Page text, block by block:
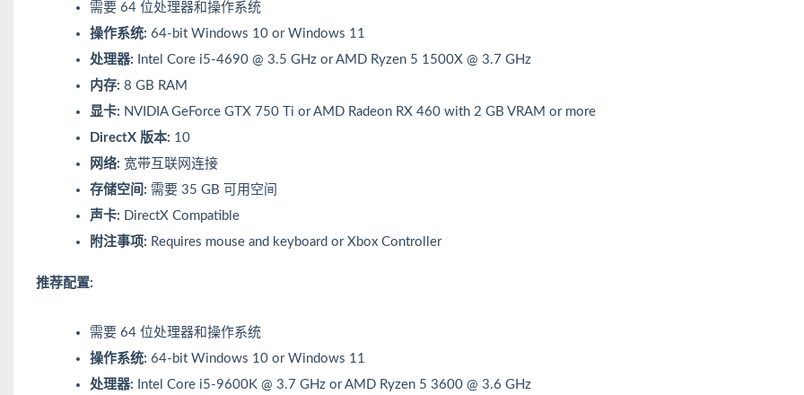
需要 64 位处理器和操作系统
操作系统: 64-bit Windows 10 or Windows 11
处理器: Intel Core i5-4690 @ 3.5 GHz or AMD Ryzen 5 1500X @ 3.7 GHz
内存: 8 GB RAM
显卡: NVIDIA GeForce GTX 750 Ti or AMD Radeon RX 460 with 2 GB VRAM or more
DirectX 版本: 10
网络: 宽带互联网连接
存储空间: 需要 35 GB 可用空间
声卡: DirectX Compatible
附注事项: Requires mouse and keyboard or Xbox Controller
推荐配置:
需要 64 位处理器和操作系统
操作系统: 64-bit Windows 10 or Windows 11
处理器: Intel Core i5-9600K @ 3.7 GHz or AMD Ryzen 5 3600 @ 3.6 GHz